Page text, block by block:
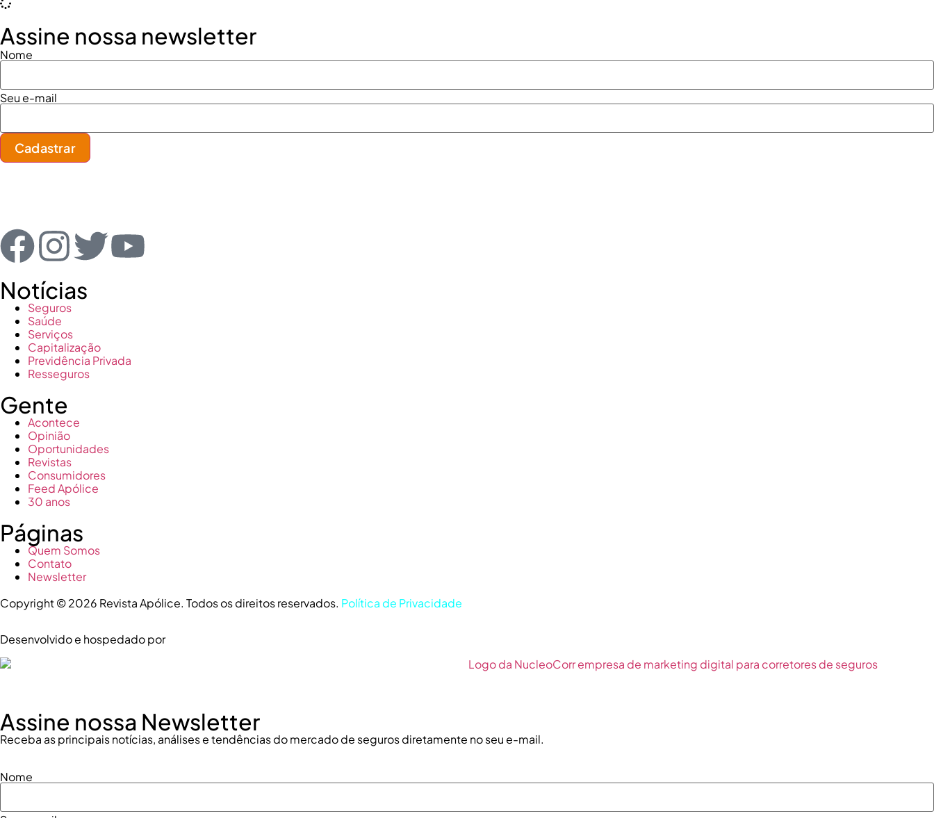
Assine nossa newsletter
Nome
Seu e-mail
Notícias
Seguros
Saúde
Serviços
Capitalização
Previdência Privada
Resseguros
Gente
Acontece
Opinião
Oportunidades
Revistas
Consumidores
Feed Apólice
30 anos
Páginas
Quem Somos
Contato
Newsletter
Copyright © 2026 Revista Apólice. Todos os direitos reservados. Política de Privacidade
Desenvolvido e hospedado por
Assine nossa Newsletter
Receba as principais notícias, análises e tendências do mercado de seguros diretamente no seu e-mail.
Nome